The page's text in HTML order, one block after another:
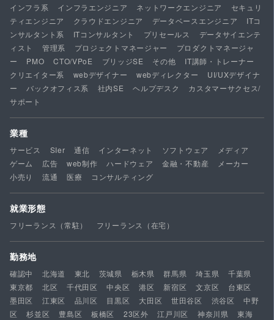
インフラ系
インフラエンジニア ネットワークエンジニア
セキュリ
ティエンジニア
クラウドエンジニア データベースエンジニア
ITコ
ンサルタント系
ITコンサルタント プリセールス
データサイエンテ
ィスト
管理系 プロジェクトマネージャー
プロダクトマネージャ
ー
PMO CTO/VPoE ブリッジSE その他
IT講師・トレーナー
クリエイター系
webデザイナー webディレクター
UI/UXデザイナ
ー
バックオフィス系 社内SE ヘルプデスク
カスタマーサクセス/
サポート
業種
サービス SIer 通信 インターネット ソフトウェア
メディア
ゲーム
広告 web制作 ハードウェア 金融・不動産
メーカー
小売り
流通 医療 コンサルティング
就業形態
フリーランス（常駐） フリーランス（在宅）
勤務地
確認中 北海道 東北 茨城県 栃木県 群馬県 埼玉県
千葉県
東京都
北区 千代田区 中央区 港区 新宿区 文京区
台東区
墨田区
江東区 品川区 目黒区 大田区 世田谷区 渋谷区
中野
区
杉並区 豊島区 板橋区 23区外 江戸川区 神奈川県
東海